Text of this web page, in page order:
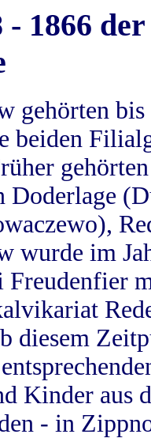
- 1866
gehörten
beiden
Doderlage
wurde im
Freudenfier
diesem
Kinder aus
- in